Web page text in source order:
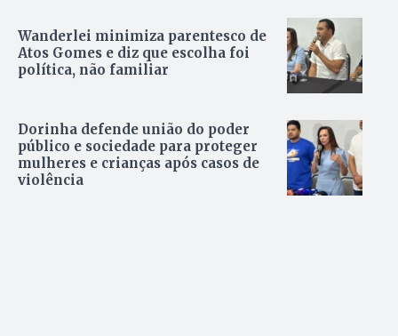
Wanderlei minimiza parentesco de
Atos Gomes e diz que escolha foi
política, não familiar
Dorinha defende união do poder
público e sociedade para proteger
mulheres e crianças após casos de
violência